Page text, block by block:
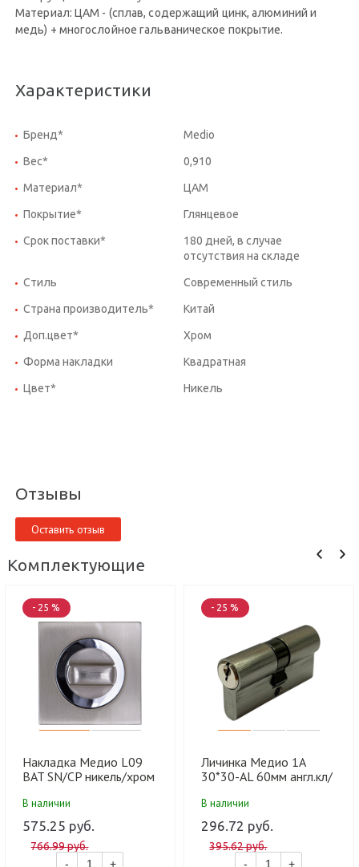
Материал: ЦАМ - (сплав, содержащий цинк, алюминий и
медь) + многослойное гальваническое покрытие.
Характеристики
Бренд* Medio
Вес* 0,910
Материал* ЦАМ
Покрытие* Глянцевое
Срок поставки*
180 дней, в случае
отсутствия на складе
Стиль Современный стиль
Страна производитель* Китай
Доп.цвет* Хром
Форма накладки Квадратная
Цвет* Никель
Отзывы
Оставить отзыв
Комплектующие
- 25 %
Накладка Медио L09
BAT SN/CP никель/хром
В наличии
575.25 руб.
766.99 руб.
-
+
- 25 %
Личинка Медио 1А
30*30-AL 60мм англ.кл/
В наличии
296.72 руб.
395.62 руб.
-
+